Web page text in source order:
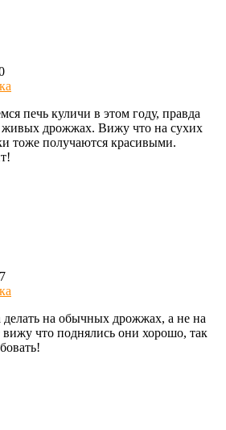
печь куличи в этом году, правда
дрожжах. Вижу что на сухих
тоже получаются красивыми.
на обычных дрожжах, а не на
вижу что поднялись они хорошо, так